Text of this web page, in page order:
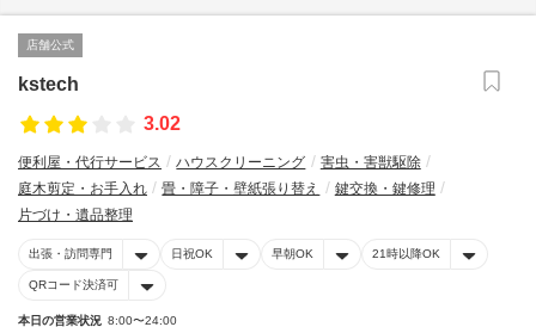
店舗公式
kstech
3.02
便利屋・代行サービス ハウスクリーニング
害虫・害獣駆除
庭木剪定・お手入れ
畳・障子・壁紙張り替え
鍵交換・鍵修理
片づけ・遺品整理
出張・訪問専門 日祝OK 早朝OK 21時以降OK
QRコード決済可
本日の営業状況 8:00〜24:00